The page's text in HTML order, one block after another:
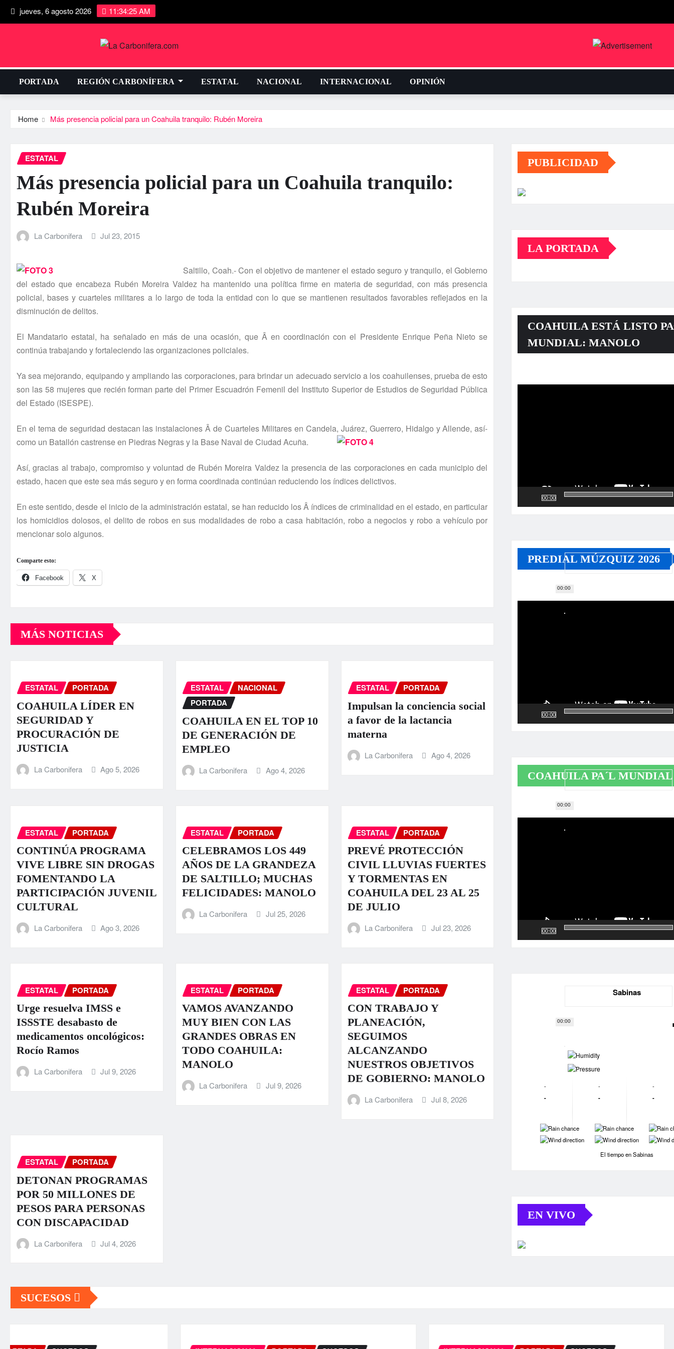
jueves, 6 agosto 2026 11:34:25 AM
PORTADA REGIÓN CARBONÍFERA ESTATAL NACIONAL INTERNACIONAL OPINIÓN
Home Más presencia policial para un Coahuila tranquilo: Rubén Moreira
ESTATAL
Más presencia policial para un Coahuila tranquilo:
Rubén Moreira
La Carbonifera Jul 23, 2015
Saltillo, Coah.- Con el objetivo de mantener el estado seguro y tranquilo, el Gobierno
del estado que encabeza Rubén Moreira Valdez ha mantenido una polí­tica firme en materia de seguridad, con más presencia
policial, bases y cuarteles militares a lo largo de toda la entidad con lo que se mantienen resultados favorables reflejados en la
disminución de delitos.
El Mandatario estatal, ha señalado en más de una ocasión, que Â en coordinación con el Presidente Enrique Peña Nieto se
continúa trabajando y fortaleciendo las organizaciones policiales.
Ya sea mejorando, equipando y ampliando las corporaciones, para brindar un adecuado servicio a los coahuilenses, prueba de esto
son las 58 mujeres que recién forman parte del Primer Escuadrón Femenil del Instituto Superior de Estudios de Seguridad Pública
del Estado (ISESPE).
En el tema de seguridad destacan las instalaciones Â de Cuarteles Militares en Candela, Juárez, Guerrero, Hidalgo y Allende, así­
como un Batallón castrense en Piedras Negras y la Base Naval de Ciudad Acuña.
Así­, gracias al trabajo, compromiso y voluntad de Rubén Moreira Valdez la presencia de las corporaciones en cada municipio del
estado, hacen que este sea más seguro y en forma coordinada continúan reduciendo los í­ndices delictivos.
En este sentido, desde el inicio de la administración estatal, se han reducido los Â í­ndices de criminalidad en el estado, en particular
los homicidios dolosos, el delito de robos en sus modalidades de robo a casa habitación, robo a negocios y robo a vehí­culo por
mencionar solo algunos.
Comparte esto:
Facebook X
MÁS NOTICIAS
ESTATAL PORTADA
COAHUILA LÍDER EN
SEGURIDAD Y
PROCURACIÓN DE
JUSTICIA
La Carbonifera Ago 5, 2026
ESTATAL
NACIONAL
PORTADA
COAHUILA EN EL TOP 10
DE GENERACIÓN DE
EMPLEO
La Carbonifera Ago 4, 2026
ESTATAL PORTADA
Impulsan la conciencia social
a favor de la lactancia
materna
La Carbonifera Ago 4, 2026
ESTATAL PORTADA
CONTINÚA PROGRAMA
VIVE LIBRE SIN DROGAS
FOMENTANDO LA
PARTICIPACIÓN JUVENIL
CULTURAL
La Carbonifera Ago 3, 2026
ESTATAL PORTADA
CELEBRAMOS LOS 449
AÑOS DE LA GRANDEZA
DE SALTILLO; MUCHAS
FELICIDADES: MANOLO
La Carbonifera Jul 25, 2026
ESTATAL PORTADA
PREVÉ PROTECCIÓN
CIVIL LLUVIAS FUERTES
Y TORMENTAS EN
COAHUILA DEL 23 AL 25
DE JULIO
La Carbonifera Jul 23, 2026
ESTATAL PORTADA
Urge resuelva IMSS e
ISSSTE desabasto de
medicamentos oncológicos:
Rocío Ramos
La Carbonifera Jul 9, 2026
ESTATAL PORTADA
VAMOS AVANZANDO
MUY BIEN CON LAS
GRANDES OBRAS EN
TODO COAHUILA:
MANOLO
La Carbonifera Jul 9, 2026
ESTATAL PORTADA
CON TRABAJO Y
PLANEACIÓN,
SEGUIMOS
ALCANZANDO
NUESTROS OBJETIVOS
DE GOBIERNO: MANOLO
La Carbonifera Jul 8, 2026
ESTATAL PORTADA
DETONAN PROGRAMAS
POR 50 MILLONES DE
PESOS PARA PERSONAS
CON DISCAPACIDAD
La Carbonifera Jul 4, 2026
PUBLICIDAD
LA PORTADA
COAHUILA ESTÁ LISTO
MUNDIAL: MANOLO
00:00
00:00
PREDIAL MÚZQUIZ 2026
Reproductor
00:00
00:00
COAHUILA PA´L MUNDIAL
Reproductor
00:00
00:00
Sabinas
-
-
-
-
-
-
-
-
-
-
-
-
-
-
El tiempo en Sabinas
EN VIVO
SUCESOS